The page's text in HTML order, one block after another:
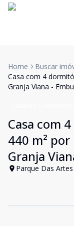
Home
Buscar
Casa com 4
Granja Viana -
Casa com
440 m² por
Granja
Parque Das